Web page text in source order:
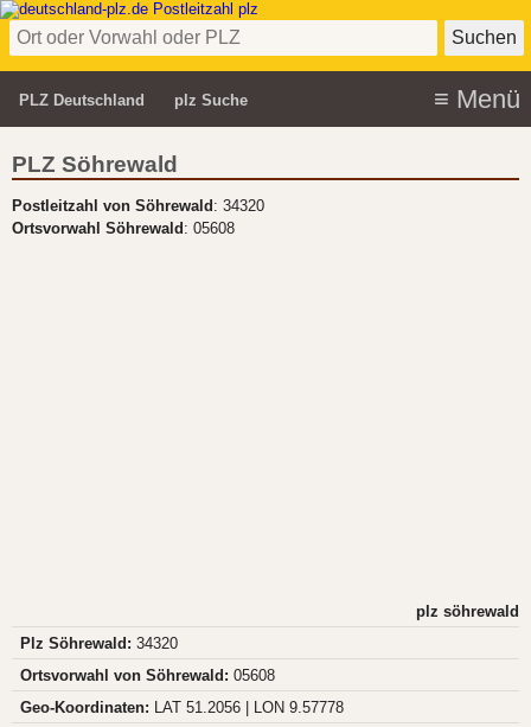
PLZ Deutschland plz Suche
PLZ Söhrewald
Postleitzahl von Söhrewald : 34320
Ortsvorwahl Söhrewald : 05608
plz söhrewald
Plz Söhrewald: 34320
Ortsvorwahl von Söhrewald: 05608
Geo-Koordinaten: LAT 51.2056 | LON 9.57778